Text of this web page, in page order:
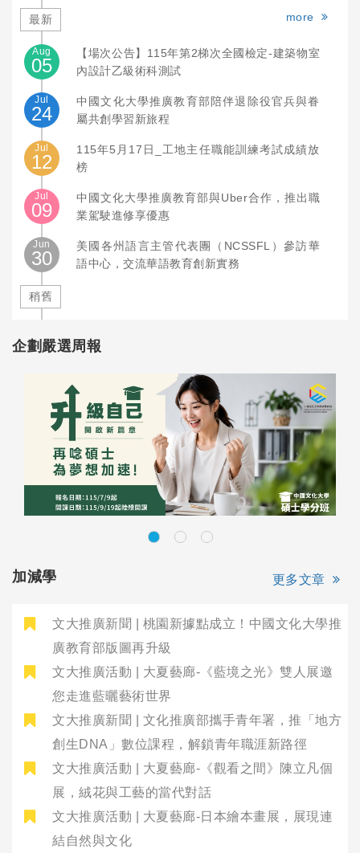
more
最新
Aug
05
【場次公告】115年第2梯次全國檢定-建築物室
內設計乙級術科測試
Jul
24
中國文化大學推廣教育部陪伴退除役官兵與眷
屬共創學習新旅程
Jul
12
115年5月17日_工地主任職能訓練考試成績放
榜
Jul
09
中國文化大學推廣教育部與Uber合作，推出職
業駕駛進修享優惠
Jun
30
美國各州語言主管代表團（NCSSFL）參訪華
語中心，交流華語教育創新實務
稍舊
企劃嚴選周報
加減學 更多文章
文大推廣新聞 | 桃園新據點成立！中國文化大學推
廣教育部版圖再升級
文大推廣活動 | 大夏藝廊-《藍境之光》雙人展邀
您走進藍曬藝術世界
文大推廣新聞 | 文化推廣部攜手青年署，推「地方
創生DNA」數位課程，解鎖青年職涯新路徑
文大推廣活動 | 大夏藝廊-《觀看之間》陳立凡個
展，絨花與工藝的當代對話
文大推廣活動 | 大夏藝廊-日本繪本畫展，展現連
結自然與文化